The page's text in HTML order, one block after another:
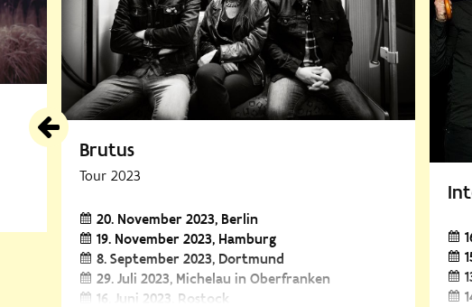
Brutus
Tour 2023
20. November 2023 Berlin
19. November 2023 Hamburg
8. September 2023 Dortmund
29. Juli 2023 Michelau in Oberfranken
16. Juni 2023 Rostock